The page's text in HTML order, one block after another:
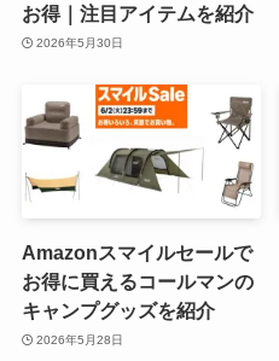
お得｜注目アイテムを紹介
2026年5月30日
Amazonスマイルセールで
お得に買えるコールマンの
キャンプグッズを紹介
2026年5月28日